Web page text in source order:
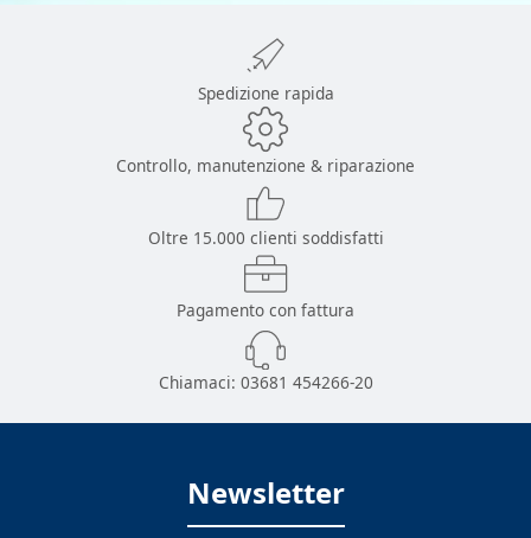
Spedizione rapida
Controllo, manutenzione & riparazione
Oltre 15.000 clienti soddisfatti
Pagamento con fattura
Chiamaci: 03681 454266-20
Newsletter